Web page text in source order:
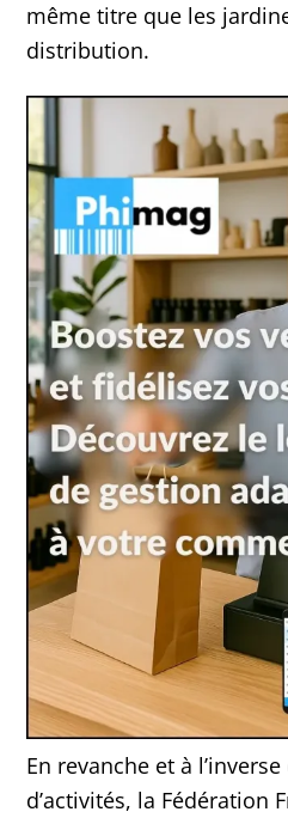
même titre que les
distribution.
En revanche et à
d’activités, la Fédération